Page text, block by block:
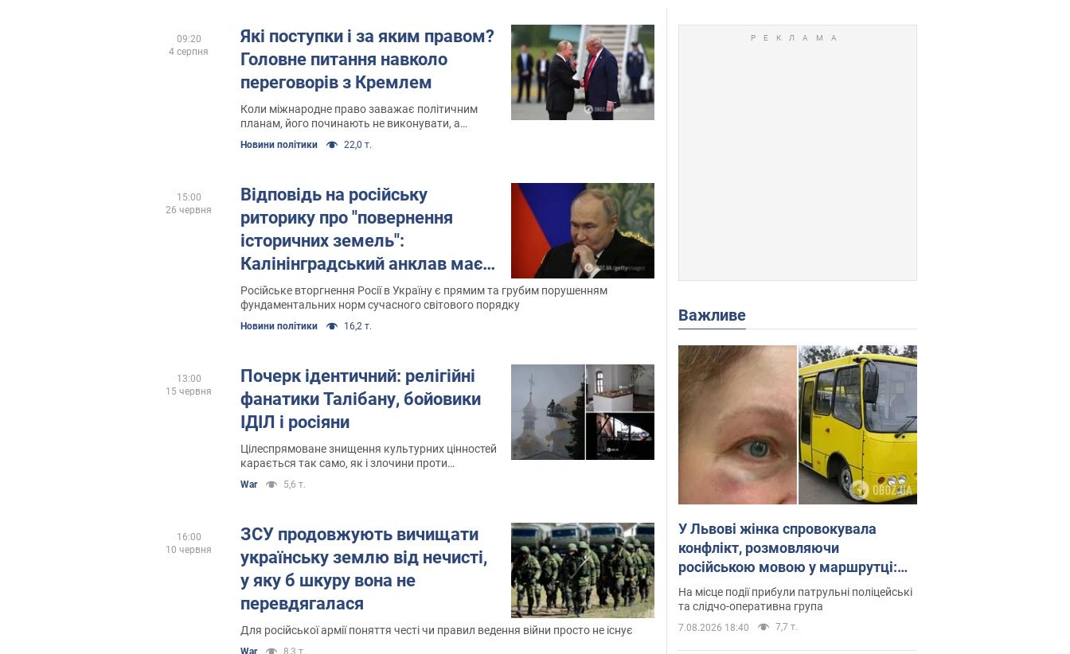
Які поступки і за яким правом?
Головне питання навколо
переговорів з Кремлем
Коли міжнародне право заважає політичним
планам, його починають не виконувати, а
Новини політики 22,0 т.
09:20
4 серпня
Відповідь на російську
риторику про "повернення
історичних земель":
Калінінградський анклав має
відійти Німеччині
Російське вторгнення Росії в Україну є прямим та грубим порушенням
фундаментальних норм сучасного світового порядку
Новини політики 16,2 т.
15:00
26 червня
Почерк ідентичний: релігійні
фанатики Талібану, бойовики
ІДІЛ і росіяни
Цілеспрямоване знищення культурних цінностей
карається так само, як і злочини проти
War 5,6 т.
13:00
15 червня
ЗСУ продовжують вичищати
українську землю від нечисті,
у яку б шкуру вона не
перевдягалася
Для російської армії поняття честі чи правил ведення війни просто не існує
War 8,3 т.
16:00
10 червня
Важливе
У Львові жінка спровокувала
конфлікт, розмовляючи
російською мовою у маршрутці:
поліція склала адмінпротокол.
Відео
На місце події прибули патрульні поліцейські
та слідчо-оперативна група
7.08.2026 18:40 7,7 т.